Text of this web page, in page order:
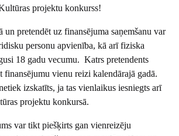
projektu konkurss!
un pretendēt uz finansējuma saņemšanu var
personu apvienība, kā arī fiziska
18 gadu vecumu. Katrs pretendents
finansējumu vienu reizi kalendārajā gadā.
izskatīts, ja tas vienlaikus iesniegts arī
projektu konkursā.
var tikt piešķirts gan vienreizēju